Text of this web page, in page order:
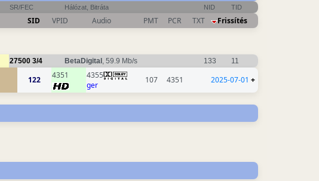
SR/FEC Hálózat, Bitráta NID TID
SID VPID Audio PMT PCR TXT Frissítés
27500 3/4 BetaDigital , 59.9 Mb/s 133 11
122 4351
4355
ger
107 4351 2025-07-01 +